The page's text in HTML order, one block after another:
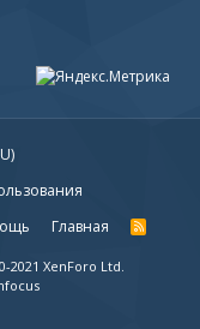
Главная
R
S
2021 XenForo Ltd.